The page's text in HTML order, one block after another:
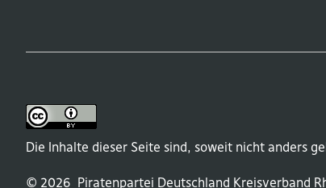
Die Inhalte dieser Seite sind, soweit nicht anders
© 2026 Piratenpartei Deutschland Kreisverband